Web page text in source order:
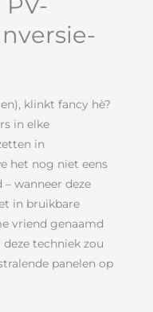
klinkt fancy hè?
in elke
in
het nog niet eens
wanneer deze
in bruikbare
vriend genaamd
deze techniek zou
panelen op